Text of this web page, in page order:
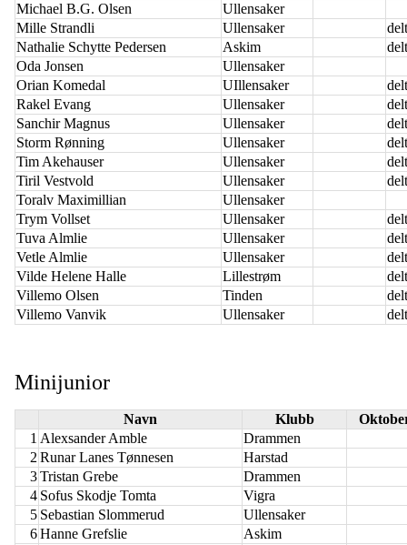
Michael B.G. Olsen
Ullensaker
Mille Strandli
Ullensaker
Nathalie Schytte Pedersen
Askim
Oda Jonsen
Ullensaker
Orian Komedal
UIllensaker
Rakel Evang
Ullensaker
Sanchir Magnus
Ullensaker
Storm Rønning
Ullensaker
Tim Akehauser
Ullensaker
Tiril Vestvold
Ullensaker
Toralv Maximillian
Ullensaker
Trym Vollset
Ullensaker
Tuva Almlie
Ullensaker
Vetle Almlie
Ullensaker
Vilde Helene Halle
Lillestrøm
Villemo Olsen
Tinden
Villemo Vanvik
Ullensaker
Minijunior
Navn Klubb
1 Alexsander Amble
Drammen
2 Runar Lanes Tønnesen
Harstad
3Tristan Grebe
Drammen
4 Sofus Skodje Tomta
Vigra
5 Sebastian Slommerud
Ullensaker
6Hanne Grefslie
Askim